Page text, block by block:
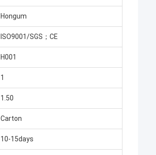
Hongum
ISO9001/SGS；CE
H001
1
1.50
Carton
10-15days